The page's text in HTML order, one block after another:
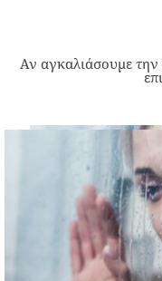
Αν αγκαλιάσουμε